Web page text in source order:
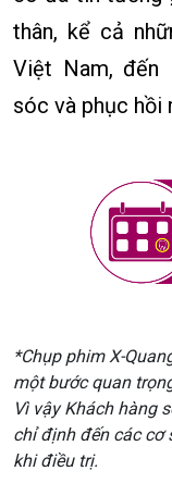
thân, kể cả
Việt Nam, đến
sóc và phục hồi
*Chụp phim X-
một bước quan
Vì vậy Khách hàng
chỉ định đến các cơ
khi điều trị.